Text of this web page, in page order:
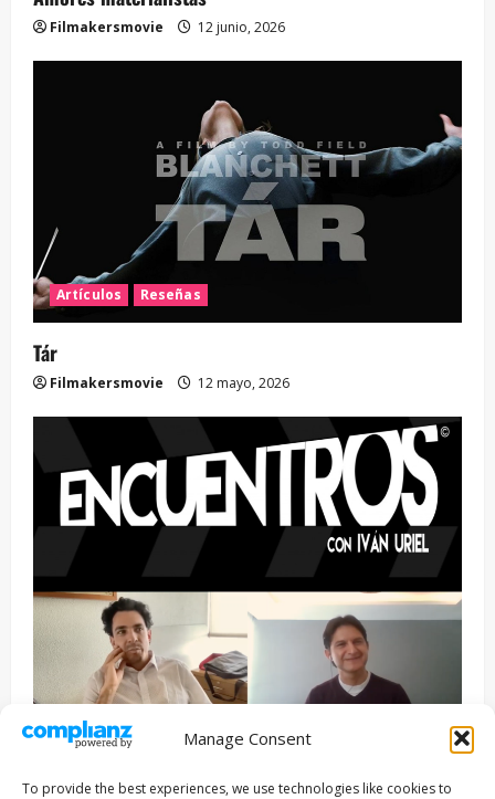
Manage Consent
To provide the best experiences, we use technologies like cookies to
Filmakersmovie 12 junio, 2026
Artículos Reseñas
Tár
Filmakersmovie 12 mayo, 2026
Entrevista Series